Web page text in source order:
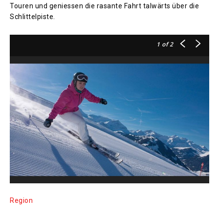
Touren und geniessen die rasante Fahrt talwärts über die
Schlittelpiste.
1 of 2
Region